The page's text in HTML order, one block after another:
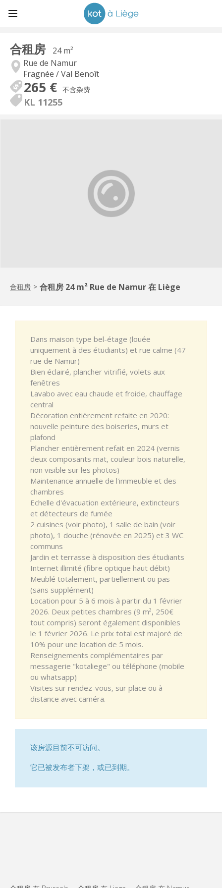
合租房
24 m²
Rue de Namur
Fragnée / Val Benoît
265 € 不含杂费
KL 11255
合租房 > 合租房 24 m² Rue de Namur 在 Liège
Dans maison type bel-étage (louée
uniquement à des étudiants) et rue calme (47
rue de Namur)
Bien éclairé, plancher vitrifié, volets aux
fenêtres
Lavabo avec eau chaude et froide, chauffage
central
Décoration entièrement refaite en 2020:
nouvelle peinture des boiseries, murs et
plafond
Plancher entièrement refait en 2024 (vernis
deux composants mat, couleur bois naturelle,
non visible sur les photos)
Maintenance annuelle de l'immeuble et des
chambres
Echelle d'évacuation extérieure, extincteurs
et détecteurs de fumée
2 cuisines (voir photo), 1 salle de bain (voir
photo), 1 douche (rénovée en 2025) et 3 WC
communs
Jardin et terrasse à disposition des étudiants
Internet illimité (fibre optique haut débit)
Meublé totalement, partiellement ou pas
(sans supplément)
Location pour 5 à 6 mois à partir du 1 février
2026. Deux petites chambres (9 m², 250€
tout compris) seront également disponibles
le 1 février 2026. Le prix total est majoré de
10% pour une location de 5 mois.
Renseignements complémentaires par
messagerie "kotaliege" ou téléphone (mobile
ou whatsapp)
Visites sur rendez-vous, sur place ou à
distance avec caméra.
该房源目前不可访问。
它已被发布者下架，或已到期。